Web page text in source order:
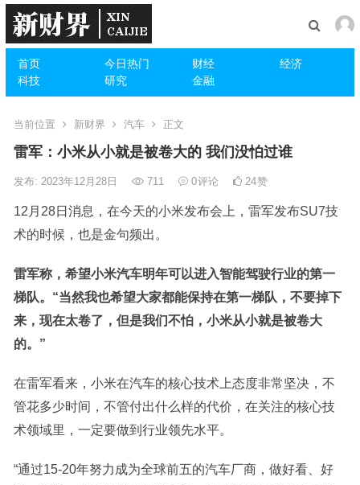
首页 今日热门 财经
经济
科技
研究 金融
当前位置 新财界 汽车 正文
雷军：小米从小就是被卷大的 我们没怕过谁
发布: 2023年12月28日 711 0评论 24赞
12月28日消息，在今天的小米发布会上，雷军发布SU7技
术的时候，也是金句频出。
雷军称，希望小米汽车明年可以进入智能驾驶行业的第一
梯队。“当然我也希望大家都能保持在第一梯队，不要掉下
来，现在太卷了，但是我们不怕，小米从小就是被卷大
的。”
在雷军看来，小米在汽车的核心技术上态度非常坚决，不
管花多少时间，不管付出什么样的代价，在关注的核心技
术领域里，一定要做到行业领先水平。
“通过15-20年努力成为全球前五的汽车厂商，做好看、好